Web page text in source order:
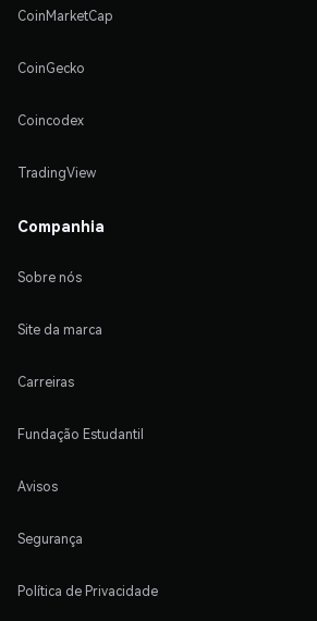
CoinMarketCap
CoinGecko
Coincodex
TradingView
Companhia
Sobre nós
Site da marca
Carreiras
Fundação Estudantil
Avisos
Segurança
Política de Privacidade